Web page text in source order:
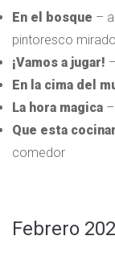
En el bosque –
pintoresco
¡Vamos a jugar!
En la cima del
La hora magica
Que esta
comedor
Febrero